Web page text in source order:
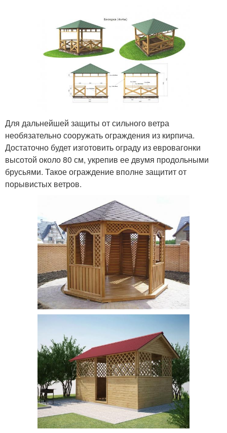
Для дальнейшей защиты от сильного ветра
необязательно сооружать ограждения из кирпича.
Достаточно будет изготовить ограду из евровагонки
высотой около 80 см, укрепив ее двумя продольными
брусьями. Такое ограждение вполне защитит от
порывистых ветров.